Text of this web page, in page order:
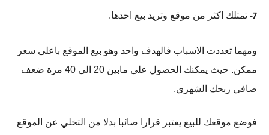
7- تمتلك اكثر من موقع وتريد بيع احدها.
ومهما تعددت الاسباب فالهدف واحد وهو بيع الموقع باعلى سعر
ممكن. حيث يمكنك الحصول على مابين 20 الى 40 مرة ضعف
صافي ربحك الشهري.
فوضع موقعك للبيع يعتبر قرارا صائبا بدلا من التخلي عن الموقع